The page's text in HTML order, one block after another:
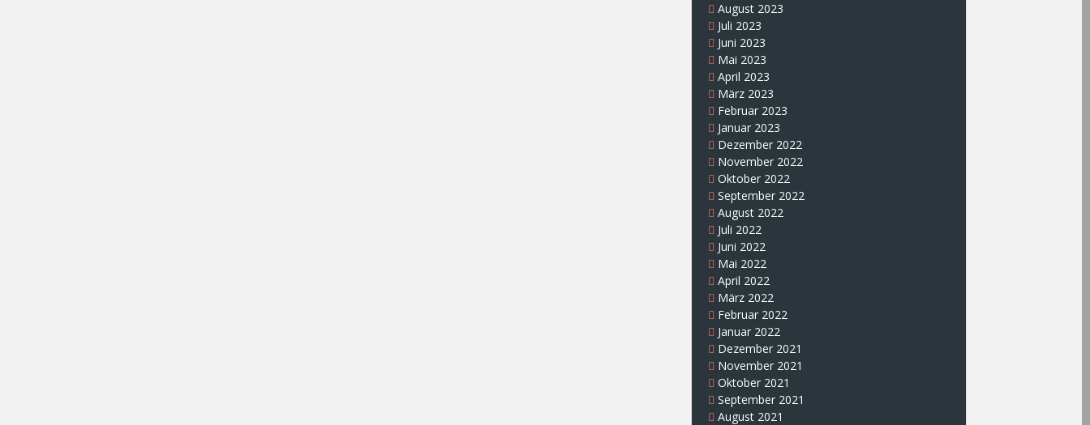
August 2023
Juli 2023
Juni 2023
Mai 2023
April 2023
März 2023
Februar 2023
Januar 2023
Dezember 2022
November 2022
Oktober 2022
September 2022
August 2022
Juli 2022
Juni 2022
Mai 2022
April 2022
März 2022
Februar 2022
Januar 2022
Dezember 2021
November 2021
Oktober 2021
September 2021
August 2021